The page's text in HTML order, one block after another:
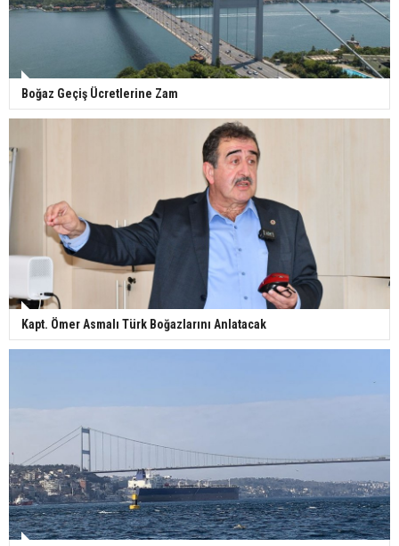
Boğaz Geçiş Ücretlerine Zam
Kapt. Ömer Asmalı Türk Boğazlarını Anlatacak